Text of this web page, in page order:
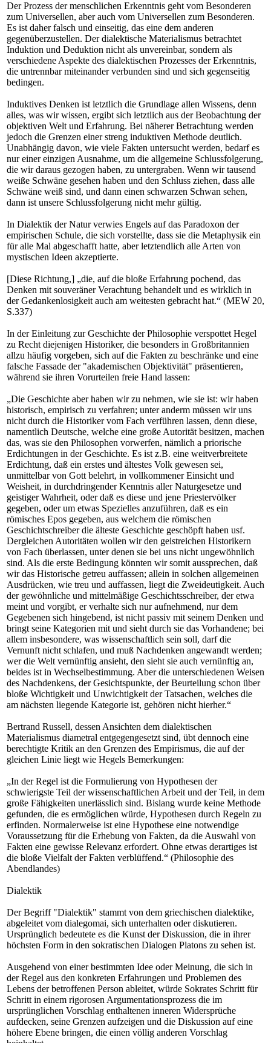
Der Prozess der menschlichen Erkenntnis geht vom Besonderen
zum Universellen, aber auch vom Universellen zum Besonderen.
Es ist daher falsch und einseitig, das eine dem anderen
gegenüberzustellen. Der dialektische Materialismus betrachtet
Induktion und Deduktion nicht als unvereinbar, sondern als
verschiedene Aspekte des dialektischen Prozesses der Erkenntnis,
die untrennbar miteinander verbunden sind und sich gegenseitig
bedingen.
Induktives Denken ist letztlich die Grundlage allen Wissens, denn
alles, was wir wissen, ergibt sich letztlich aus der Beobachtung der
objektiven Welt und Erfahrung. Bei näherer Betrachtung werden
jedoch die Grenzen einer streng induktiven Methode deutlich.
Unabhängig davon, wie viele Fakten untersucht werden, bedarf es
nur einer einzigen Ausnahme, um die allgemeine Schlussfolgerung,
die wir daraus gezogen haben, zu untergraben. Wenn wir tausend
weiße Schwäne gesehen haben und den Schluss ziehen, dass alle
Schwäne weiß sind, und dann einen schwarzen Schwan sehen,
dann ist unsere Schlussfolgerung nicht mehr gültig.
In Dialektik der Natur verwies Engels auf das Paradoxon der
empirischen Schule, die sich vorstellte, dass sie die Metaphysik ein
für alle Mal abgeschafft hatte, aber letztendlich alle Arten von
mystischen Ideen akzeptierte.
[Diese Richtung,] „die, auf die bloße Erfahrung pochend, das
Denken mit souveräner Verachtung behandelt und es wirklich in
der Gedankenlosigkeit auch am weitesten gebracht hat.“ (MEW 20,
S.337)
In der Einleitung zur Geschichte der Philosophie verspottet Hegel
zu Recht diejenigen Historiker, die besonders in Großbritannien
allzu häufig vorgeben, sich auf die Fakten zu beschränke und eine
falsche Fassade der "akademischen Objektivität" präsentieren,
während sie ihren Vorurteilen freie Hand lassen:
„Die Geschichte aber haben wir zu nehmen, wie sie ist: wir haben
historisch, empirisch zu verfahren; unter anderm müssen wir uns
nicht durch die Historiker vom Fach verführen lassen, denn diese,
namentlich Deutsche, welche eine große Autorität besitzen, machen
das, was sie den Philosophen vorwerfen, nämlich a priorische
Erdichtungen in der Geschichte. Es ist z.B. eine weitverbreitete
Erdichtung, daß ein erstes und ältestes Volk gewesen sei,
unmittelbar von Gott belehrt, in vollkommener Einsicht und
Weisheit, in durchdringender Kenntnis aller Naturgesetze und
geistiger Wahrheit, oder daß es diese und jene Priestervölker
gegeben, oder um etwas Spezielles anzuführen, daß es ein
römisches Epos gegeben, aus welchem die römischen
Geschichtschreiber die älteste Geschichte geschöpft haben usf.
Dergleichen Autoritäten wollen wir den geistreichen Historikern
von Fach überlassen, unter denen sie bei uns nicht ungewöhnlich
sind. Als die erste Bedingung könnten wir somit aussprechen, daß
wir das Historische getreu auffassen; allein in solchen allgemeinen
Ausdrücken, wie treu und auffassen, liegt die Zweideutigkeit. Auch
der gewöhnliche und mittelmäßige Geschichtsschreiber, der etwa
meint und vorgibt, er verhalte sich nur aufnehmend, nur dem
Gegebenen sich hingebend, ist nicht passiv mit seinem Denken und
bringt seine Kategorien mit und sieht durch sie das Vorhandene; bei
allem insbesondere, was wissenschaftlich sein soll, darf die
Vernunft nicht schlafen, und muß Nachdenken angewandt werden;
wer die Welt vernünftig ansieht, den sieht sie auch vernünftig an,
beides ist in Wechselbestimmung. Aber die unterschiedenen Weisen
des Nachdenkens, der Gesichtspunkte, der Beurteilung schon über
bloße Wichtigkeit und Unwichtigkeit der Tatsachen, welches die
am nächsten liegende Kategorie ist, gehören nicht hierher.“
Bertrand Russell, dessen Ansichten dem dialektischen
Materialismus diametral entgegengesetzt sind, übt dennoch eine
berechtigte Kritik an den Grenzen des Empirismus, die auf der
gleichen Linie liegt wie Hegels Bemerkungen:
„In der Regel ist die Formulierung von Hypothesen der
schwierigste Teil der wissenschaftlichen Arbeit und der Teil, in dem
große Fähigkeiten unerlässlich sind. Bislang wurde keine Methode
gefunden, die es ermöglichen würde, Hypothesen durch Regeln zu
erfinden. Normalerweise ist eine Hypothese eine notwendige
Voraussetzung für die Erhebung von Fakten, da die Auswahl von
Fakten eine gewisse Relevanz erfordert. Ohne etwas derartiges ist
die bloße Vielfalt der Fakten verblüffend.“ (Philosophie des
Abendlandes)
Dialektik
Der Begriff "Dialektik" stammt von dem griechischen dialektike,
abgeleitet vom dialegomai, sich unterhalten oder diskutieren.
Ursprünglich bedeutete es die Kunst der Diskussion, die in ihrer
höchsten Form in den sokratischen Dialogen Platons zu sehen ist.
Ausgehend von einer bestimmten Idee oder Meinung, die sich in
der Regel aus den konkreten Erfahrungen und Problemen des
Lebens der betroffenen Person ableitet, würde Sokrates Schritt für
Schritt in einem rigorosen Argumentationsprozess die im
ursprünglichen Vorschlag enthaltenen inneren Widersprüche
aufdecken, seine Grenzen aufzeigen und die Diskussion auf eine
höhere Ebene bringen, die einen völlig anderen Vorschlag